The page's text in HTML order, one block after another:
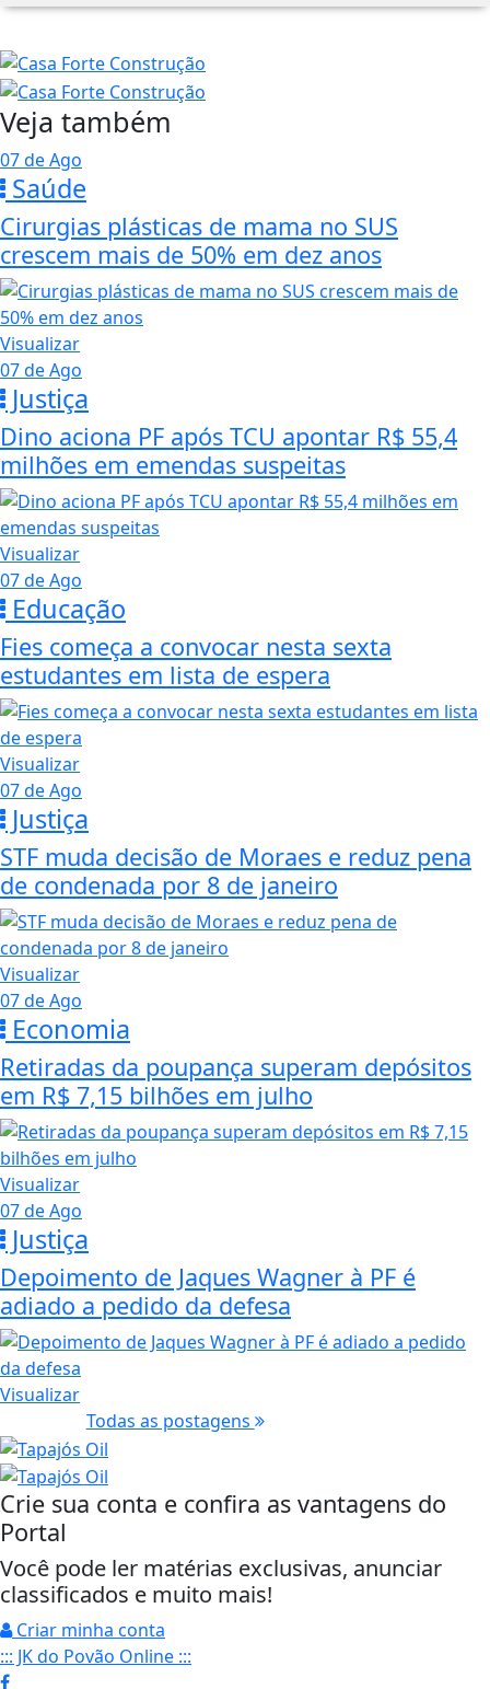
Veja também
07 de Ago
Saúde
Cirurgias plásticas de mama no SUS
crescem mais de 50% em dez anos
Visualizar
07 de Ago
Justiça
Dino aciona PF após TCU apontar R$ 55,4
milhões em emendas suspeitas
Visualizar
07 de Ago
Educação
Fies começa a convocar nesta sexta
estudantes em lista de espera
Visualizar
07 de Ago
Justiça
STF muda decisão de Moraes e reduz pena
de condenada por 8 de janeiro
Visualizar
07 de Ago
Economia
Retiradas da poupança superam depósitos
em R$ 7,15 bilhões em julho
Visualizar
07 de Ago
Justiça
Depoimento de Jaques Wagner à PF é
adiado a pedido da defesa
Visualizar
Todas as postagens
Crie sua conta e confira as vantagens do
Portal
Você pode ler matérias exclusivas, anunciar
classificados e muito mais!
Criar minha conta
::: JK do Povão Online :::